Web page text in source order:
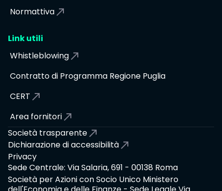
Normattiva
Link utili
Whistleblowing
Contratto di Programma Regione Puglia
CERT
Area fornitori
Società trasparente
Dichiarazione di accessibilità
Privacy
Sede Centrale: Via Salaria, 691 - 00138 Roma
Società per Azioni con Socio Unico Ministero